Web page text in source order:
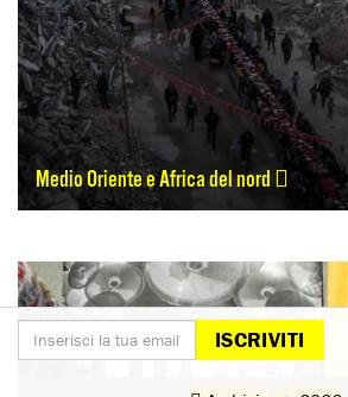
Medio Oriente e Africa del nord
ISCRIVITI